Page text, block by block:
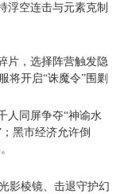
浮空连击与元素克制
片，选择阵营触发隐
将开启“诛魔令”围剿
人同屏争夺“神谕水
黑市经济允许倒
影棱镜、击退守护幻